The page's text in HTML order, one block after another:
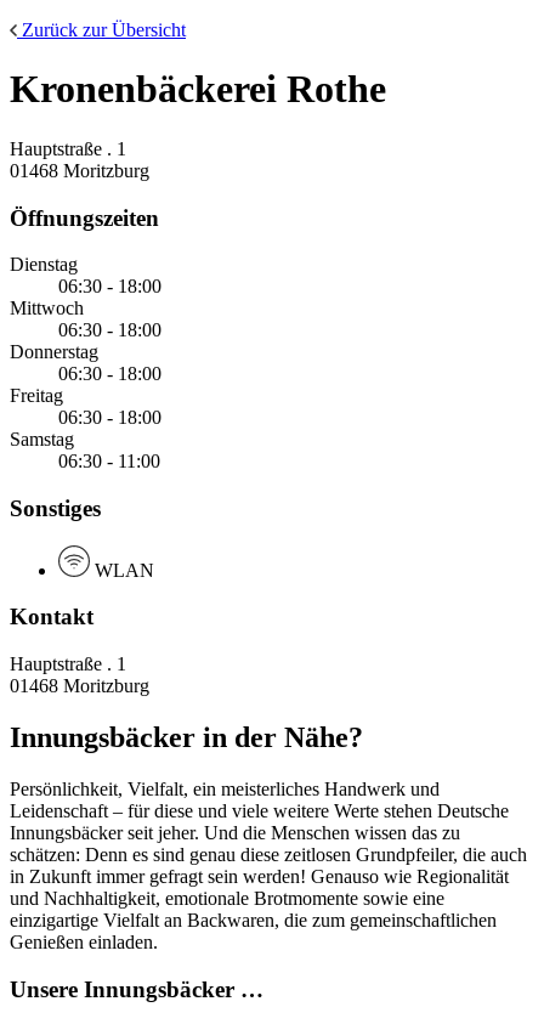
Zurück zur Übersicht
Kronenbäckerei Rothe
Hauptstraße . 1
01468 Moritzburg
Öffnungszeiten
Dienstag
06:30 - 18:00
Mittwoch
06:30 - 18:00
Donnerstag
06:30 - 18:00
Freitag
06:30 - 18:00
Samstag
06:30 - 11:00
Sonstiges
WLAN
Kontakt
Hauptstraße . 1
01468 Moritzburg
Innungsbäcker in der Nähe?
Persönlichkeit, Vielfalt, ein meisterliches Handwerk und
Leidenschaft – für diese und viele weitere Werte stehen Deutsche
Innungsbäcker seit jeher. Und die Menschen wissen das zu
schätzen: Denn es sind genau diese zeitlosen Grundpfeiler, die auch
in Zukunft immer gefragt sein werden! Genauso wie Regionalität
und Nachhaltigkeit, emotionale Brotmomente sowie eine
einzigartige Vielfalt an Backwaren, die zum gemeinschaftlichen
Genießen einladen.
Unsere Innungsbäcker …